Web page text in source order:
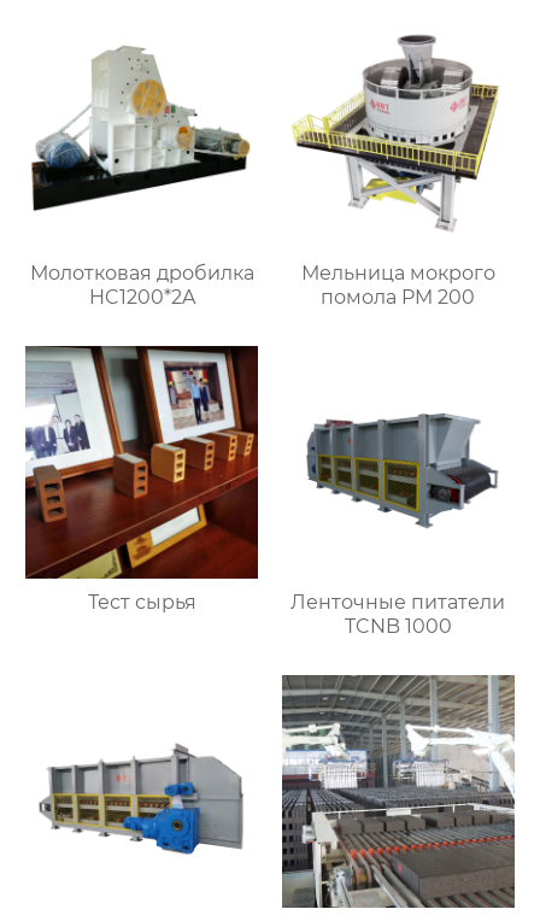
Молотковая дробилка
HC1200*2A
Мельница мокрого
помола PM 200
Тест сырья
Ленточные питатели
TCNB 1000